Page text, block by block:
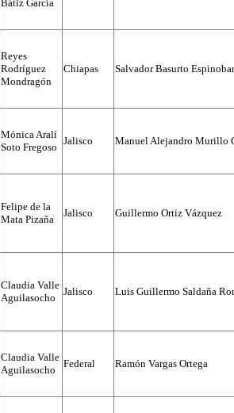
Bátiz García
Reyes
Rodríguez
Mondragón
Chiapas Salvador Basurto
Mónica Aralí
Soto Fregoso
Jalisco Manuel Alejandro Murillo
Felipe de la
Mata Pizaña
Jalisco Guillermo Ortiz Vázquez
Claudia Valle
Aguilasocho
Jalisco Luis Guillermo Saldaña
Claudia Valle
Aguilasocho
Federal Ramón Vargas Ortega